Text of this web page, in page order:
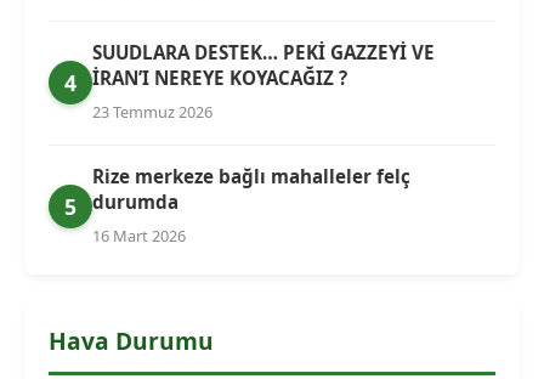
4
SUUDLARA DESTEK… PEKİ GAZZEYİ VE
İRAN’I NEREYE KOYACAĞIZ ?
23 Temmuz 2026
5
Rize merkeze bağlı mahalleler felç
durumda
16 Mart 2026
Hava Durumu